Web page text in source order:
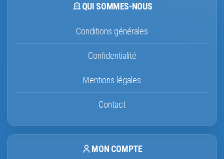
QUI SOMMES-NOUS
Conditions générales
Confidentialité
Mentions légales
Contact
MON COMPTE